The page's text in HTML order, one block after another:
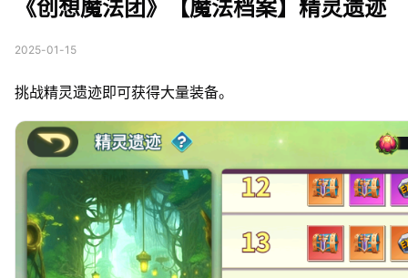
《创想魔法团》【魔法档案】精灵遗迹
2025-01-15
挑战精灵遗迹即可获得大量装备。